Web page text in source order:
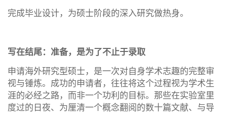
完成毕业设计，为硕士阶段的深入研究做热身。
写在结尾：准备，是为了不止于录取
申请海外研究型硕士，是一次对自身学术志趣的完整审
视与锤炼。成功的申请者，往往将这个过程视为学术生
涯的必经之路，而非一个功利的目标。那些在实验室里
度过的日夜、为厘清一个概念翻阅的数十篇文献、与导